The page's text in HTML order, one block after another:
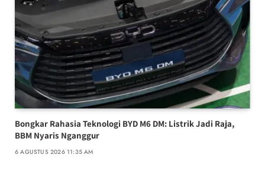
Bongkar Rahasia Teknologi BYD M6 DM: Listrik Jadi Raja,
BBM Nyaris Nganggur
6 AGUSTUS 2026 11:35 AM